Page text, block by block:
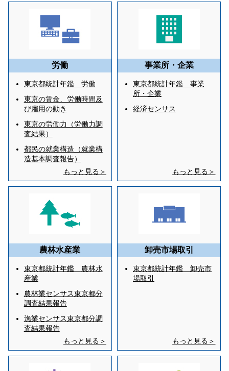
労働
東京都統計年鑑 労働
東京の賃金、労働時間及
び雇用の動き
東京の労働力（労働力調
査結果）
都民の就業構造（就業構
造基本調査報告）
もっと見る＞
事業所・企業
東京都統計年鑑 事業
所・企業
経済センサス
もっと見る＞
農林水産業
東京都統計年鑑 農林水
産業
農林業センサス東京都分
調査結果報告
漁業センサス東京都分調
査結果報告
もっと見る＞
卸売市場取引
東京都統計年鑑 卸売市
場取引
もっと見る＞